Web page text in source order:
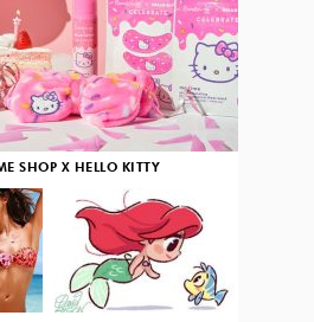
SHOP X HELLO KITTY
3